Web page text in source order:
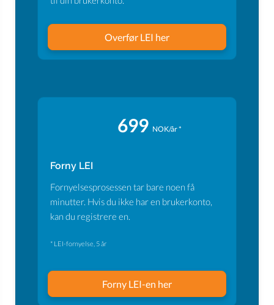
Overfør LEI her
699 NOK/år *
Forny LEI
Fornyelsesprosessen tar bare noen få
minutter. Hvis du ikke har en brukerkonto,
kan du registrere en.
* LEI-fornyelse, 5 år
Forny LEI-en her